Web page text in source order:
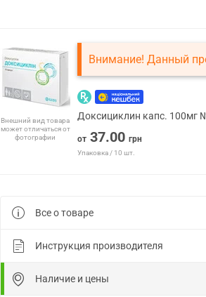
Внешний вид товара
может отличаться от
фотографии
Внимание! Данный
Доксициклин капс. 100мг
от 37.00 грн
Упаковка / 10 шт.
Все о товаре
Инструкция производителя
Наличие и цены